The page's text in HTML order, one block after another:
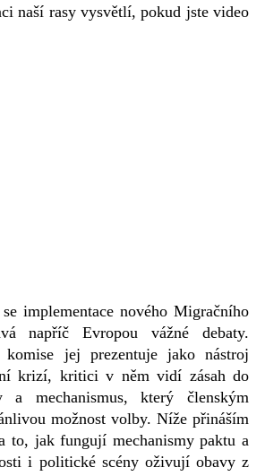
naší rasy vysvětlí, pokud jste video
implementace nového Migračního
napříč Evropou vážné debaty.
komise jej prezentuje jako nástroj
krizí, kritici v něm vidí zásah do
a mechanismus, který členským
možnost volby. Níže přináším
to, jak fungují mechanismy paktu a
i politické scény oživují obavy z